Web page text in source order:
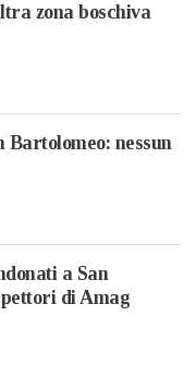
zona boschiva
Bartolomeo: nessun
a San
di Amag